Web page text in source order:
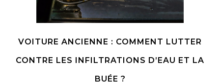
VOITURE ANCIENNE : COMMENT LUTTER
CONTRE LES INFILTRATIONS D’EAU ET LA
BUÉE ?